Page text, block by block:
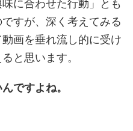
に合わせた行動」とも
すが、深く考えてみる
画を垂れ流し的に受け
と思います。
ですよね。